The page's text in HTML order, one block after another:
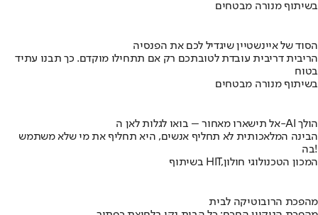
בשיתוף מנורה מבטחים
הסוד של איינשטיין שיגדיל לכם את הפנסיה
הריבית דריבית עובדת לטובתכם רק אם תתחילו מוקדם. כך תבנו עתיד
בטוח
בשיתוף מנורה מבטחים
אל תישארו מאחור – בואו לגלות לאן ה-AI הולך
הבינה המלאכותית לא תחליף אנשים, היא תחליף את מי שלא משתמש
בה!
בשיתוף HIT,המכון הטכנולוגי חולון
מהפכת הרובוטיקה לבית